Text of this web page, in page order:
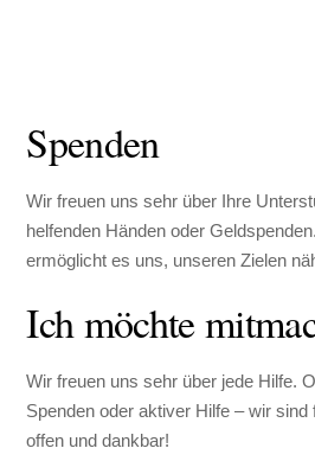
Spenden
Wir freuen uns sehr über Ihre
helfenden Händen oder
ermöglicht es uns, unseren Zielen
Ich möchte
Wir freuen uns sehr über jede Hilfe.
Spenden oder aktiver Hilfe – wir
offen und dankbar!